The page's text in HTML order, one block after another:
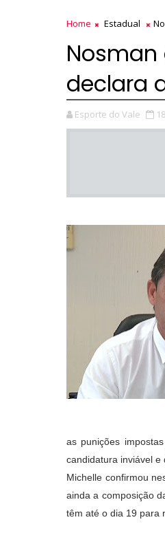
Home Estadual
Nosman
declara
Esporte do Vale
as punições
candidatura inviável e
Michelle confirmou
ainda a composição
têm até o dia 19 para